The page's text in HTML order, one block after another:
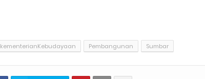
kementerianKebudayaan Pembangunan Sumbar